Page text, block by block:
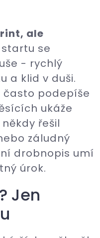
ale
startu se
- rychlý
a klid v duši.
často podepíše
ukáže
řešil
záludný
drobnopis umí
úrok.
Jen